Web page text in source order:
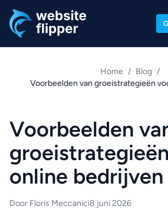
Home / Blog /
Voorbeelden van groeistrategieën
Voorbeelden
online bedrijven
Door Floris Meccanici8 juni 2026